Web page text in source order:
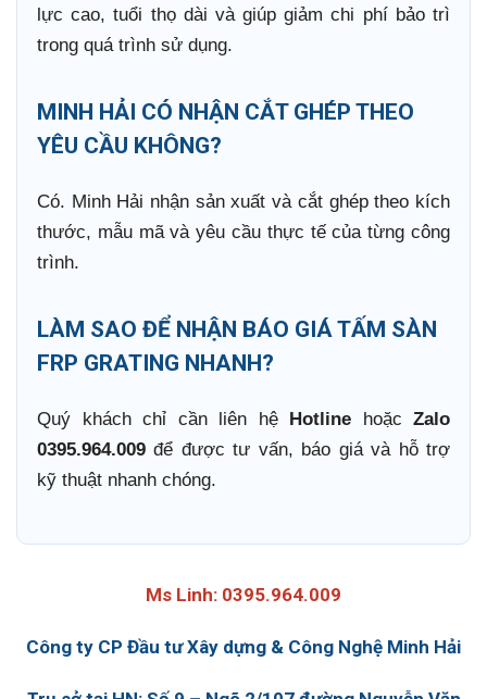
lực cao, tuổi thọ dài và giúp giảm chi phí bảo trì
trong quá trình sử dụng.
MINH HẢI CÓ NHẬN CẮT GHÉP THEO
YÊU CẦU KHÔNG?
Có. Minh Hải nhận sản xuất và cắt ghép theo kích
thước, mẫu mã và yêu cầu thực tế của từng công
trình.
LÀM SAO ĐỂ NHẬN BÁO GIÁ TẤM SÀN
FRP GRATING NHANH?
Quý khách chỉ cần liên hệ Hotline hoặc Zalo
0395.964.009 để được tư vấn, báo giá và hỗ trợ
kỹ thuật nhanh chóng.
Ms Linh: 0395.964.009
Công ty CP Đầu tư Xây dựng & Công Nghệ Minh Hải